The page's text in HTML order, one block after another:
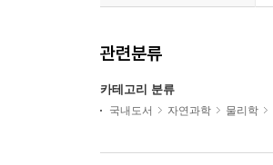
관련분류
카테고리 분류
국내도서 자연과학 물리학